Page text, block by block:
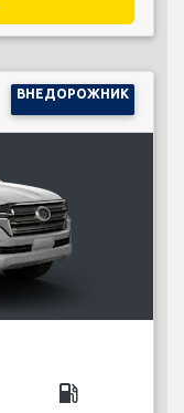
ВНЕДОРОЖНИК
local_gas_station